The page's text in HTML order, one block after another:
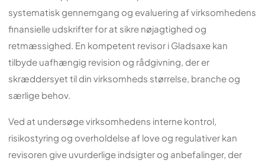
systematisk gennemgang og evaluering af virksomhedens
finansielle udskrifter for at sikre nøjagtighed og
retmæssighed. En kompetent revisor i Gladsaxe kan
tilbyde uafhængig revision og rådgivning, der er
skræddersyet til din virksomheds størrelse, branche og
særlige behov.
Ved at undersøge virksomhedens interne kontrol,
risikostyring og overholdelse af love og regulativer kan
revisoren give uvurderlige indsigter og anbefalinger, der